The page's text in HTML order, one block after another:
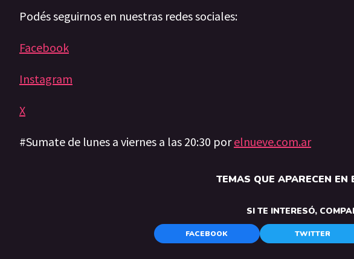
Podés seguirnos en nuestras redes sociales:
Facebook
Instagram
X
#Sumate de lunes a viernes a las 20:30 porelnueve.com.ar
TEMAS QUE APARECEN EN
SI TE INTERESÓ,
FACEBOOK TWITTER